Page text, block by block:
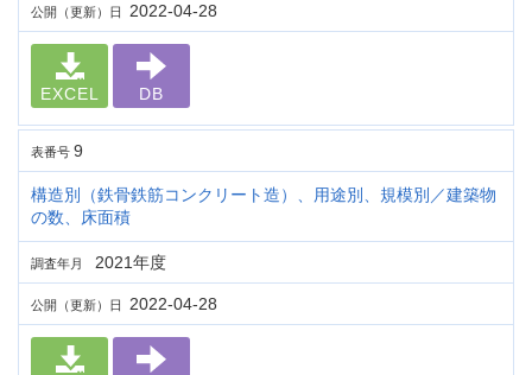
公開（更新）日 2022-04-28
EXCEL DB
表番号 9
構造別（鉄骨鉄筋コンクリート造）、用途別、規模別／建築物
の数、床面積
調査年月 2021年度
公開（更新）日 2022-04-28